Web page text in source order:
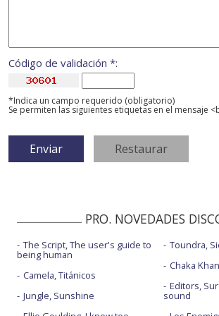
Código de validación *:
*Indica un campo requerido (obligatorio)
Se permiten las siguientes etiquetas en el mensaje
PRO. NOVEDADES
The Script, The user's guide to
being human
Camela, Titánicos
Jungle, Sunshine
Toundra,
Chaka
Editors,
sound